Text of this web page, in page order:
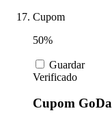
Cupom
50%
Guardar
Verificado
Cupom